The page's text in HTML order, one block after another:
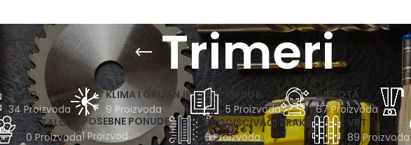
Trimeri
AUTO
34 Proizvoda
KLIMA I GRIJANJE
9 Proizvoda
KNJIGE
5 Proizvoda
LJEPOTA
67 Proizvoda
OSTALO
0 Proizvoda
POSEBNE PONUDE
1 Proizvod
PROČIŠĆIVAČI ZRAKA
6 Proizvoda
VRT
89 Proizvoda